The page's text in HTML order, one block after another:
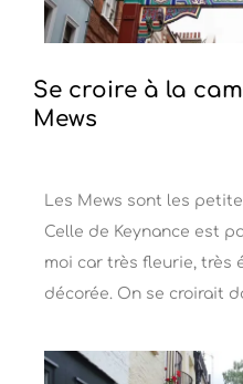
Se croire à la
Mews
Les Mews sont les
Celle de Keynance est
moi car très fleurie, très
décorée. On se croirait